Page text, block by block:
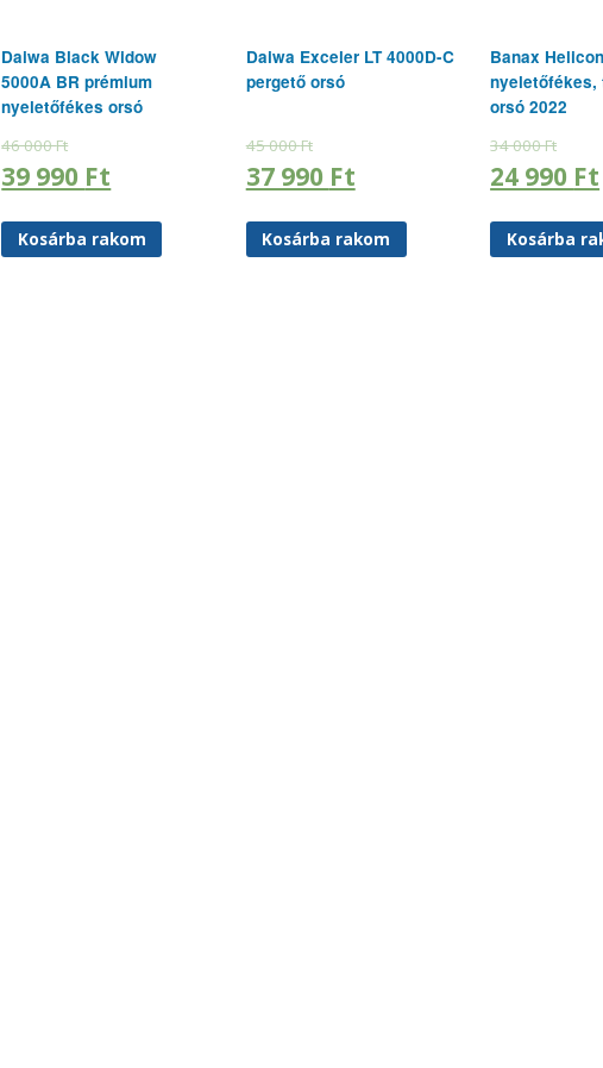
Daiwa Black Widow
5000A BR prémium
nyeletőfékes orsó
46 000Ft
39 990 Ft
Kosárba rakom
Daiwa Exceler LT 4000D-C
pergető orsó
45 000Ft
37 990 Ft
Kosárba rakom
Banax
nyeletőfékes,
orsó 2022
34 000Ft
24 990 Ft
Kosárba